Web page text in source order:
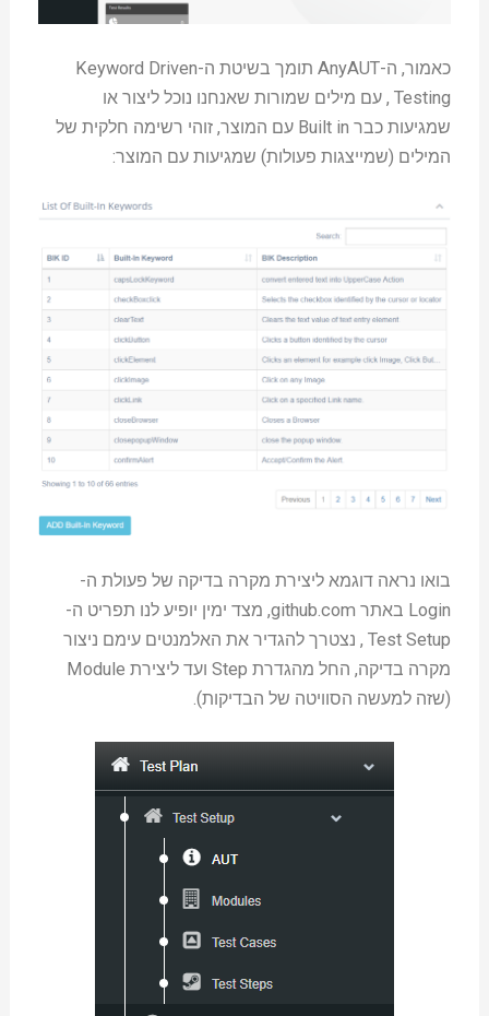
כאמור, ה-AnyAUT תומך בשיטת ה-Keyword Driven
Testing , עם מילים שמורות שאנחנו נוכל ליצור או
שמגיעות כבר Built in עם המוצר, זוהי רשימה חלקית של
המילים (שמייצגות פעולות) שמגיעות עם המוצר:
בואו נראה דוגמא ליצירת מקרה בדיקה של פעולת ה-
Login באתר github.com, מצד ימין יופיע לנו תפריט ה-
Test Setup , נצטרך להגדיר את האלמנטים עימם ניצור
מקרה בדיקה, החל מהגדרת Step ועד ליצירת Module
(שזה למעשה הסוויטה של הבדיקות).